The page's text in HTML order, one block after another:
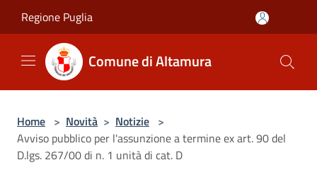
Regione Puglia
Comune di Altamura
Home > Novità > Notizie >
Avviso pubblico per l'assunzione a termine ex art. 90 del
D.lgs. 267/00 di n. 1 unità di cat. D